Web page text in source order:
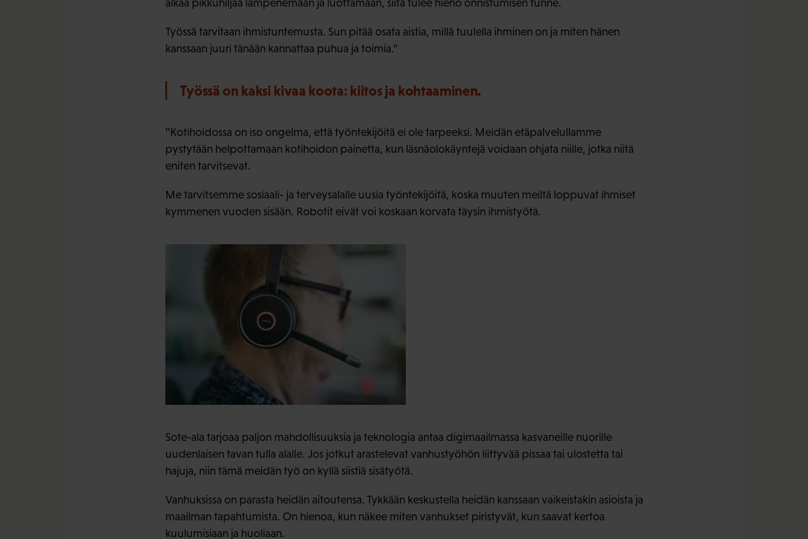
alkaa pikkuhiljaa lämpenemään ja luottamaan, siitä tulee hieno onnistumisen tunne.
Työssä tarvitaan ihmistuntemusta. Sun pitää osata aistia, millä tuulella ihminen on ja miten hänen
kanssaan juuri tänään kannattaa puhua ja toimia.”
Työssä on kaksi kivaa koota: kiitos ja kohtaaminen.
”Kotihoidossa on iso ongelma, että työntekijöitä ei ole tarpeeksi. Meidän etäpalvelullamme
pystytään helpottamaan kotihoidon painetta, kun läsnäolokäyntejä voidaan ohjata niille, jotka niitä
eniten tarvitsevat.
Me tarvitsemme sosiaali- ja terveysalalle uusia työntekijöitä, koska muuten meiltä loppuvat ihmiset
kymmenen vuoden sisään. Robotit eivät voi koskaan korvata täysin ihmistyötä.
Sote-ala tarjoaa paljon mahdollisuuksia ja teknologia antaa digimaailmassa kasvaneille nuorille
uudenlaisen tavan tulla alalle. Jos jotkut arastelevat vanhustyöhön liittyvää pissaa tai ulostetta tai
hajuja, niin tämä meidän työ on kyllä siistiä sisätyötä.
Vanhuksissa on parasta heidän aitoutensa. Tykkään keskustella heidän kanssaan vaikeistakin asioista ja
maailman tapahtumista. On hienoa, kun näkee miten vanhukset piristyvät, kun saavat kertoa
kuulumisiaan ja huoliaan.